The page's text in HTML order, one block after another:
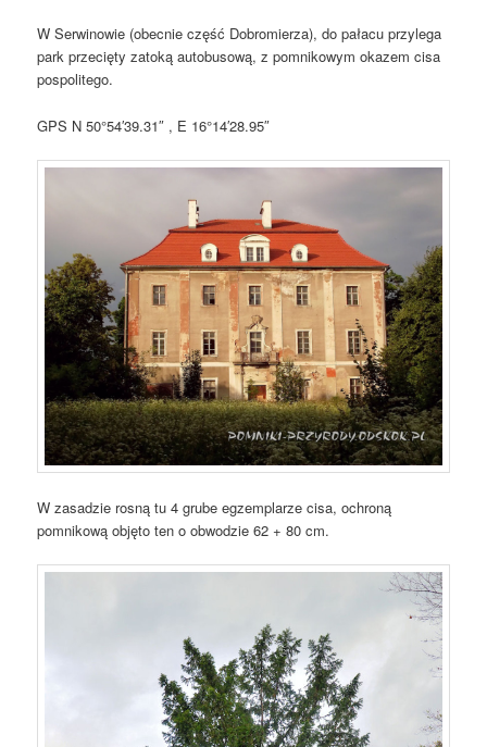
W Serwinowie (obecnie część Dobromierza), do pałacu przylega
park przecięty zatoką autobusową, z pomnikowym okazem cisa
pospolitego.
GPS N 50°54′39.31″ , E 16°14′28.95″
W zasadzie rosną tu 4 grube egzemplarze cisa, ochroną
pomnikową objęto ten o obwodzie 62 + 80 cm.